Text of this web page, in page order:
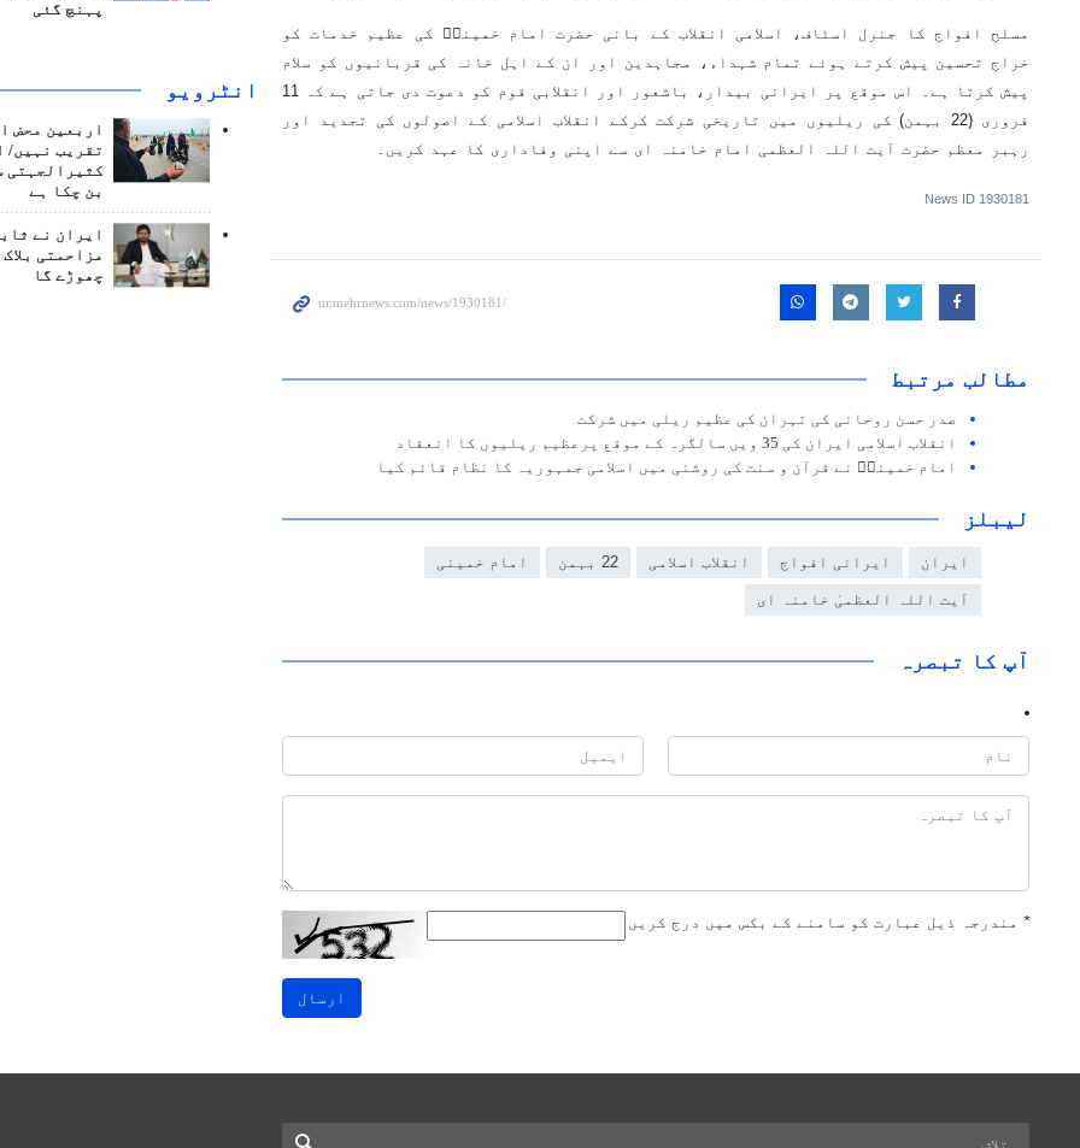
مسلح افواج کا جنرل اسٹاف، اسلامی انقلاب کے بانی حضرت امام خمینیؒ کی عظیم خدمات کو
خراج تحسین پیش کرتے ہوئے تمام شہداء، مجاہدین اور ان کے اہل خانہ کی قربانیوں کو سلام
پیش کرتا ہے۔ اس موقع پر ایرانی بیدار، باشعور اور انقلابی قوم کو دعوت دی جاتی ہے کہ 11
فروری (22 بہمن) کی ریلیوں میں تاریخی شرکت کرکے انقلاب اسلامی کے اصولوں کی تجدید اور
رہبر معظم حضرت آیت اللہ العظمی امام خامنہ ای سے اپنی وفاداری کا عہد کریں۔
News ID 1930181
مطالب مرتبط
صدر حسن روحانی کی تہران کی عظيم ریلی میں شرکت
انقلاب اسلامی ایران کی 35 ویں سالگرہ کے موقع پرعظیم ریلیوں کا انعقاد
امام خمینیؒ نے قرآن و سنت کی روشنی میں اسلامی جمہوریہ کا نظام قائم کیا
لیبلز
ایران ایرانی افواج انقلاب اسلامی 22 بہمن امام خمینی
آیت اللہ العظمیٰ خامنہ ای
آپ کا تبصرہ
* مندرجہ ذیل عبارت کو سامنے کے بکس میں درج کریں
ارسال
پہنچ گئی
انٹرويو
اربعین محض
تقریب نہیں/
کثیرالجہتی
بن چکا ہے
ایران نے
مزاحمتی
چھوڑے گا